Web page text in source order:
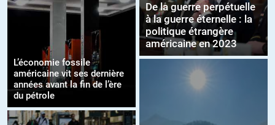
L’économie fossile
américaine vit ses dernière
années avant la fin de l’ère
du pétrole
De la guerre perpétuelle
à la guerre éternelle : la
politique étrangère
américaine en 2023